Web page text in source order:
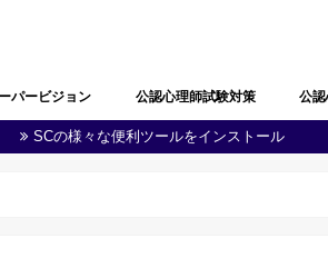
パービジョン 公認心理師試験対策
公認心理師としての職責の自覚
問題解決能力と生涯学習
多職種連携・地域連携
心理学・臨床心理学の全体像
心理学における研究
心理学に関する実験
知覚及び認知
学習及び言語
感情及び人格
脳・神経の働き
社会及び集団に関する心理学
発達
障害者(児)の心理学
心理状態の観察及び結果の分析
心理に関する支援
健康・医療に関する心理学
福祉に関する心理学
教育に関する心理学
司法・犯罪に関する心理学
産業・組織に関する心理学
人体の構造と機能及び疾病
精神疾患とその治療
公認心理師に関する制度
その他（心の健康教育に関する事
公
SCの様々な便利ツールをインストール